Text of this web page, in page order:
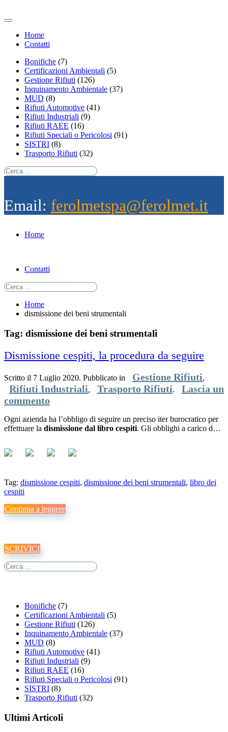
Home
Contatti
Bonifiche (7)
Certificazioni Ambientali (5)
Gestione Rifiuti (126)
Inquinamento Ambientale (37)
MUD (8)
Rifiuti Automotive (41)
Rifiuti Industriali (9)
Rifiuti RAEE (16)
Rifiuti Speciali o Pericolosi (91)
SISTRI (8)
Trasporto Rifiuti (32)
Email: ferolmetspa@ferolmet.it
Home
Contatti
Home
dismissione dei beni strumentali
Tag: dismissione dei beni strumentali
Dismissione cespiti, la procedura da seguire
Scritto il 7 Luglio 2020. Pubblicato in Gestione Rifiuti,
Rifiuti Industriali, Trasporto Rifiuti.
Lascia un
commento
Ogni azienda ha l’obbligo di seguire un preciso iter burocratico per
effettuare la dismissione dal libro cespiti. Gli obblighi a carico del
presunzioni riguardanti i beni in evasione di Imposta.
Tag: dismissione cespiti, dismissione dei beni strumentali, libro dei
cespiti
Continua a leggere
SCRIVICI
Bonifiche (7)
Certificazioni Ambientali (5)
Gestione Rifiuti (126)
Inquinamento Ambientale (37)
MUD (8)
Rifiuti Automotive (41)
Rifiuti Industriali (9)
Rifiuti RAEE (16)
Rifiuti Speciali o Pericolosi (91)
SISTRI (8)
Trasporto Rifiuti (32)
Ultimi Articoli